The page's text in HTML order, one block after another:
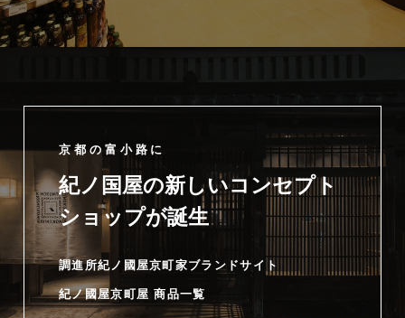
京都の富小路に
紀ノ国屋の新しいコンセプト
ショップが誕生
調進所紀ノ國屋京町家ブランドサイト
紀ノ國屋京町屋 商品一覧